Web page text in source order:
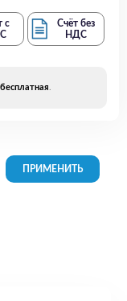
с
Счёт без
НДС
бесплатная.